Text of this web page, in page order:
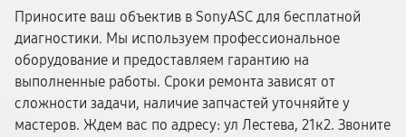
Приносите ваш объектив в SonyASC для бесплатной
диагностики. Мы используем профессиональное
оборудование и предоставляем гарантию на
выполненные работы. Сроки ремонта зависят от
сложности задачи, наличие запчастей уточняйте у
мастеров. Ждем вас по адресу: ул Лестева, 21к2. Звоните